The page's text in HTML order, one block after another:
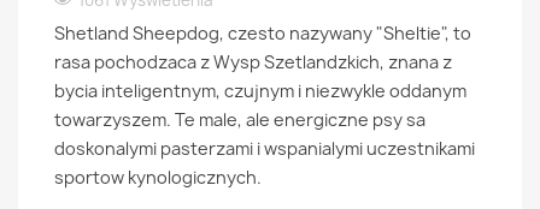
Shetland Sheepdog, czesto nazywany "Sheltie", to
rasa pochodzaca z Wysp Szetlandzkich, znana z
bycia inteligentnym, czujnym i niezwykle oddanym
towarzyszem. Te male, ale energiczne psy sa
doskonalymi pasterzami i wspanialymi uczestnikami
sportow kynologicznych.